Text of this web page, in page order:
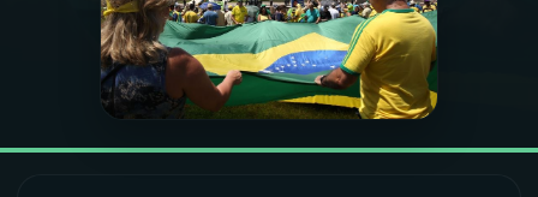
PODCASTS
VIDEOCASTS